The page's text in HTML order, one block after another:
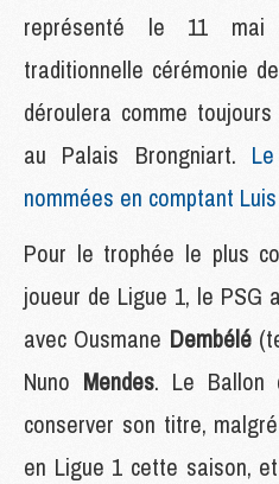
représenté le 11
traditionnelle cérémonie
déroulera comme
au Palais Brongniart.
nommées en comptant
Pour le trophée le plus
joueur de Ligue 1, le PSG
avec Ousmane Dembélé
Nuno Mendes. Le Ballon
conserver son titre,
en Ligue 1 cette saison,